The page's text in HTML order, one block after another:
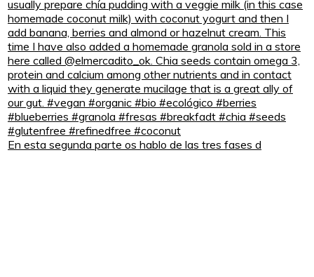
En esta segunda parte os hablo de las tres fases d